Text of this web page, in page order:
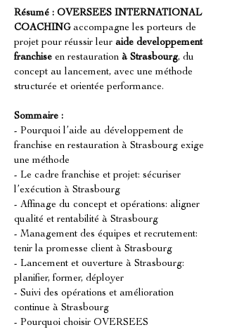
Résumé : OVERSEES INTERNATIONAL
COACHING accompagne les porteurs de
projet pour réussir leur aide developpement
franchise en restauration à Strasbourg, du
concept au lancement, avec une méthode
structurée et orientée performance.
Sommaire :
- Pourquoi l’aide au développement de
franchise en restauration à Strasbourg exige
une méthode
- Le cadre franchise et projet: sécuriser
l’exécution à Strasbourg
- Affinage du concept et opérations: aligner
qualité et rentabilité à Strasbourg
- Management des équipes et recrutement:
tenir la promesse client à Strasbourg
- Lancement et ouverture à Strasbourg:
planifier, former, déployer
- Suivi des opérations et amélioration
continue à Strasbourg
- Pourquoi choisir OVERSEES